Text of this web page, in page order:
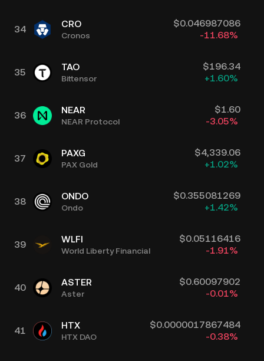
34 CRO
Cronos
$0.046987086
-11.68%
35 TAO
Bittensor
$196.34
+1.60%
36 NEAR
NEAR Protocol
$1.60
-3.05%
37 PAXG
PAX Gold
$4,339.06
+1.02%
38 ONDO
Ondo
$0.355081269
+1.42%
39 WLFI
World Liberty Financial
$0.05116416
-1.91%
40 ASTER
Aster
$0.60097902
-0.01%
41 HTX
HTX DAO
$0.0000017867484
-0.38%